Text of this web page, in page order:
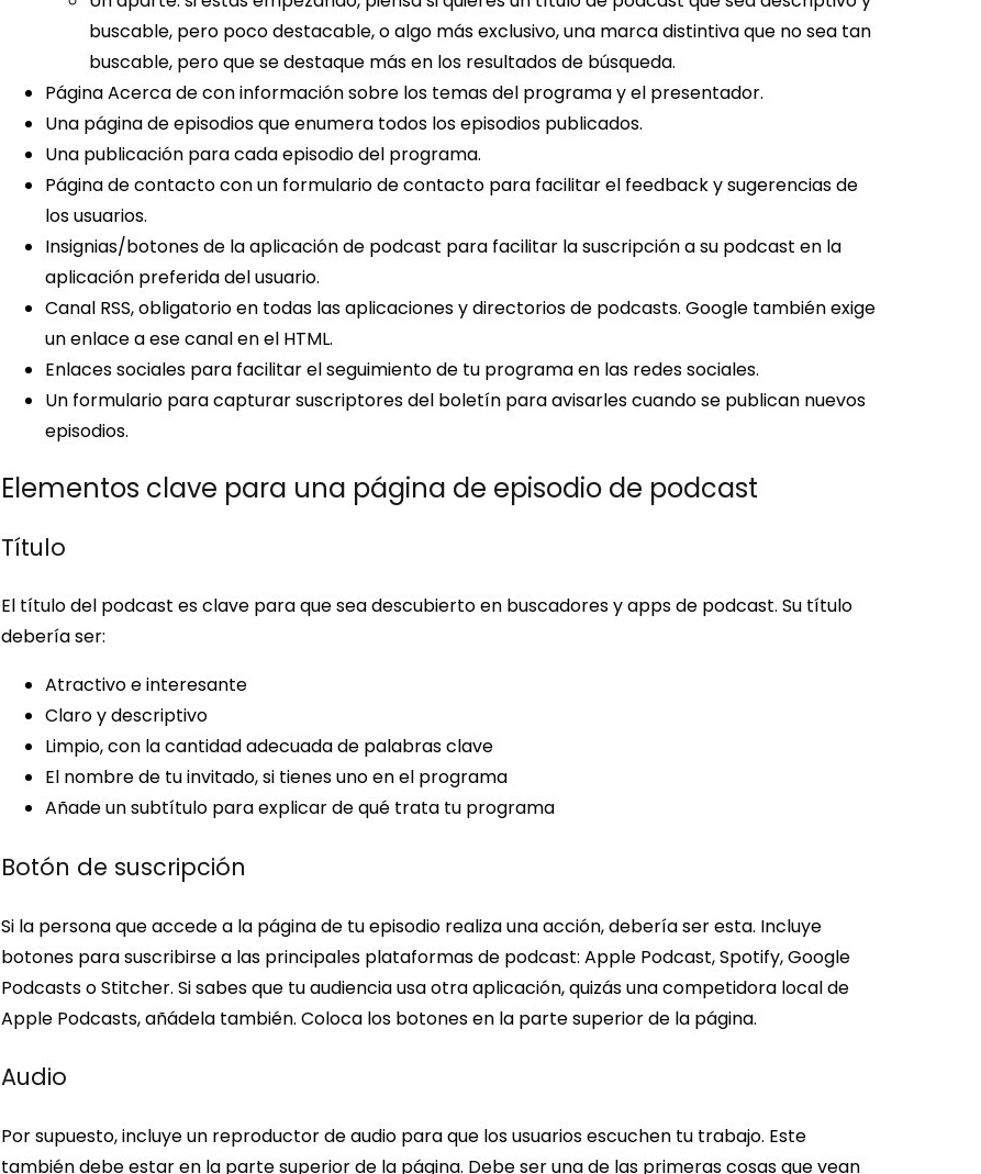
buscable, pero poco destacable, o algo más exclusivo, una marca distintiva que no sea tan
buscable, pero que se destaque más en los resultados de búsqueda.
Página Acerca de con información sobre los temas del programa y el presentador.
Una página de episodios que enumera todos los episodios publicados.
Una publicación para cada episodio del programa.
Página de contacto con un formulario de contacto para facilitar el feedback y sugerencias de
los usuarios.
Insignias/botones de la aplicación de podcast para facilitar la suscripción a su podcast en la
aplicación preferida del usuario.
Canal RSS, obligatorio en todas las aplicaciones y directorios de podcasts. Google también exige
un enlace a ese canal en el HTML.
Enlaces sociales para facilitar el seguimiento de tu programa en las redes sociales.
Un formulario para capturar suscriptores del boletín para avisarles cuando se publican nuevos
episodios.
Elementos clave para una página de episodio de podcast
Título
El título del podcast es clave para que sea descubierto en buscadores y apps de podcast. Su título
debería ser:
Atractivo e interesante
Claro y descriptivo
Limpio, con la cantidad adecuada de palabras clave
El nombre de tu invitado, si tienes uno en el programa
Añade un subtítulo para explicar de qué trata tu programa
Botón de suscripción
Si la persona que accede a la página de tu episodio realiza una acción, debería ser esta. Incluye
botones para suscribirse a las principales plataformas de podcast: Apple Podcast, Spotify, Google
Podcasts o Stitcher. Si sabes que tu audiencia usa otra aplicación, quizás una competidora local de
Apple Podcasts, añádela también. Coloca los botones en la parte superior de la página.
Audio
Por supuesto, incluye un reproductor de audio para que los usuarios escuchen tu trabajo. Este
también debe estar en la parte superior de la página. Debe ser una de las primeras cosas que vean